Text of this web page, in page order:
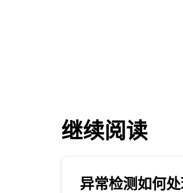
继续阅读
异常检测如何